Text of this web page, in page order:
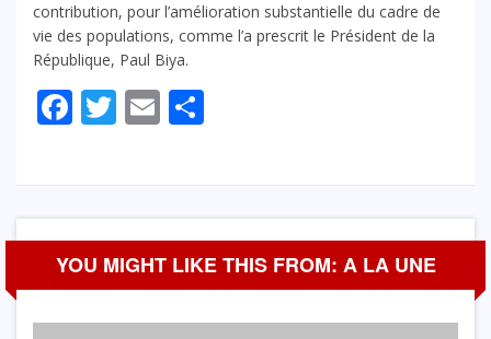
contribution, pour l’amélioration substantielle du cadre de
vie des populations, comme l’a prescrit le Président de la
République, Paul Biya.
Facebook
Twitter
Email
YOU MIGHT LIKE THIS FROM: A LA UNE